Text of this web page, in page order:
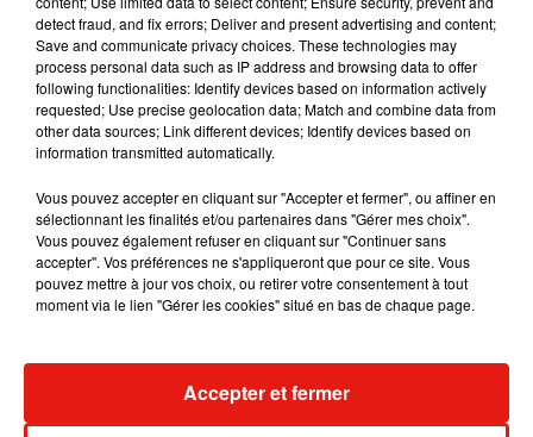
7 août 2026
Tayc et Didi B dévoilent le single le plus
dansant de l’année
7 août 2026
Angèle et Amélie Lens dévoilent leur
collaboration tant attendue
5 août 2026
Benny Blanco invite Selena Gomez et
Becky G sur son nouveau single
detect fraud, and fix errors; Deliver and present advertising and content;
Save and communicate privacy choices. These technologies may
process personal data such as IP address and browsing data to offer
following functionalities: Identify devices based on information actively
requested; Use precise geolocation data; Match and combine data from
other data sources; Link different devices; Identify devices based on
information transmitted automatically.
Vous pouvez accepter en cliquant sur "Accepter et fermer", ou affiner en
sélectionnant les finalités et/ou partenaires dans "Gérer mes choix".
Vous pouvez également refuser en cliquant sur "Continuer sans
accepter". Vos préférences ne s'appliqueront que pour ce site. Vous
pouvez mettre à jour vos choix, ou retirer votre consentement à tout
moment via le lien "Gérer les cookies" situé en bas de chaque page.
Accepter et fermer